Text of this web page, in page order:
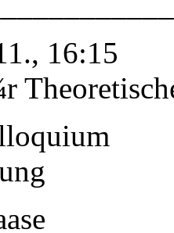
16:15